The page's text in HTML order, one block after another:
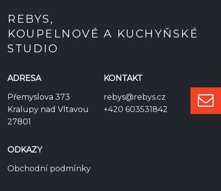
REBYS,
KOUPELNOVÉ A KUCHYŇSKÉ
STUDIO
ADRESA
Přemyslova 373
Kralupy nad Vltavou
27801
KONTAKT
rebys@rebys.cz
+420 603531842
ODKAZY
Obchodní podmínky